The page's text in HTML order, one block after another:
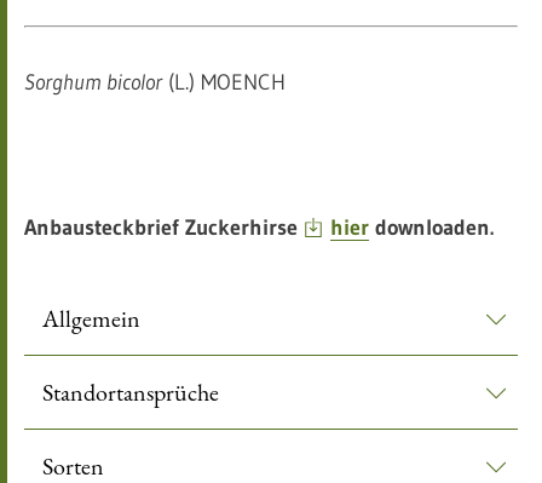
Sorghum bicolor(L.) MOENCH
Anbausteckbrief Zuckerhirse hier downloaden.
Allgemein
Standortansprüche
Sorten